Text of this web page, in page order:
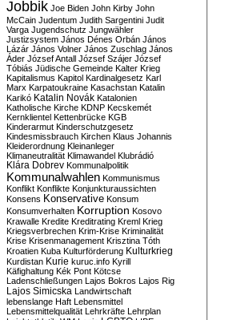
Jobbik Joe Biden John Kirby John
McCain Judentum Judith Sargentini Judit
Varga Jugendschutz Jungwähler
Justizsystem János Dénes Orbán János
Lázár János Volner János Zuschlag János
Áder József Antall József Szájer József
Tóbiás Jüdische Gemeinde Kalter Krieg
Kapitalismus Kapitol Kardinalgesetz Karl
Marx Karpatoukraine Kasachstan Katalin
Karikó Katalin Novák Katalonien
Katholische Kirche KDNP Kecskemét
Kernklientel Kettenbrücke KGB
Kinderarmut Kinderschutzgesetz
Kindesmissbrauch Kirchen Klaus Johannis
Kleiderordnung Kleinanleger
Klimaneutralität Klimawandel Klubrádió
Klára Dobrev Kommunalpolitik
Kommunalwahlen Kommunismus
Konflikt Konflikte Konjunkturaussichten
Konsens Konservative Konsum
Konsumverhalten Korruption Kosovo
Krawalle Kredite Kreditrating Kreml Krieg
Kriegsverbrechen Krim-Krise Kriminalität
Krise Krisenmanagement Krisztina Tóth
Kroatien Kuba Kulturförderung Kulturkrieg
Kurdistan Kurie kuruc.info Kyrill
Käfighaltung Kék Pont Kötcse
Ladenschließungen Lajos Bokros Lajos Rig
Lajos Simicska Landwirtschaft
lebenslange Haft Lebensmittel
Lebensmittelqualität Lehrkräfte Lehrplan